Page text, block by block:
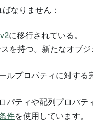
なりません：
に移行されている。
を持つ。新たなオブ
プロパティに対する
ティや配列プロパテ
件を使用しています。